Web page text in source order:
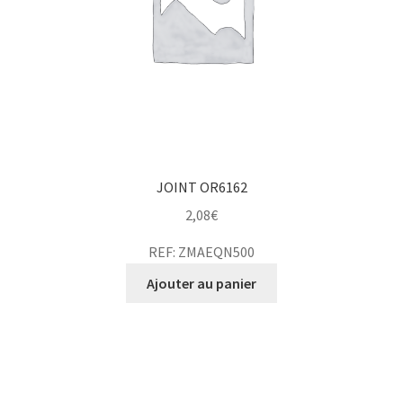
JOINT OR6162
2,08€
REF: ZMAEQN500
Ajouter au panier